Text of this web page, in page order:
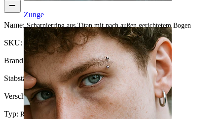
Zunge
Name:Scharnierring aus Titan mit nach außen gerichtetem Bogen
SKU: Ring-191
Brand: Bodymod Trend
Stabstärke:1,2 mm
Verschlusstyp:Scharnier
Typ: Ring, Huggy